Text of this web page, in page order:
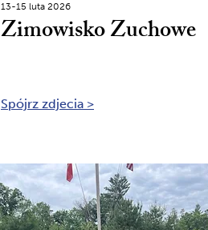
13-15 luta 2026
Zimowisko Zuchowe
Spójrz zdjecia >